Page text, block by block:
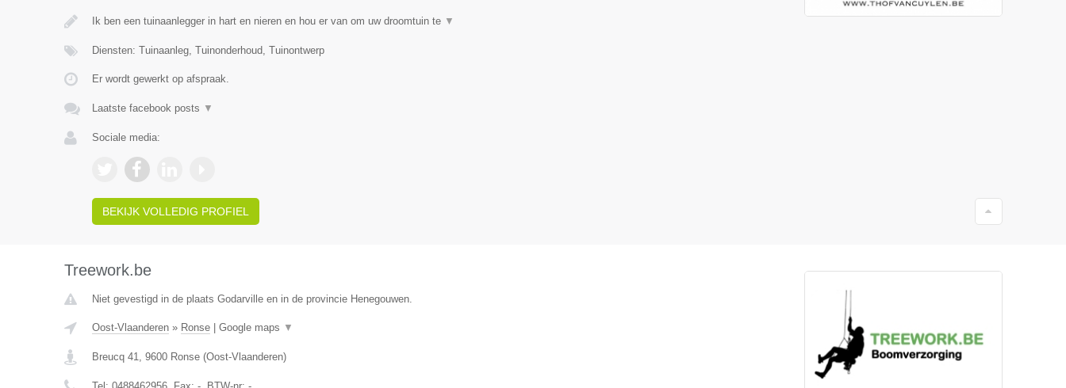
Ik ben een tuinaanlegger in hart en nieren en hou er van om uw droomtuin te ▼
Diensten: Tuinaanleg, Tuinonderhoud, Tuinontwerp
Er wordt gewerkt op afspraak.
Laatste facebook posts ▼
Sociale media:
BEKIJK VOLLEDIG PROFIEL
Treework.be
Niet gevestigd in de plaats Godarville en in de provincie Henegouwen.
Oost-Vlaanderen» Ronse| Google maps ▼
Breucq 41, 9600 Ronse(Oost-Vlaanderen)